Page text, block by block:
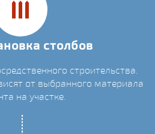
столбов
строительства.
от выбранного материала
на участке.